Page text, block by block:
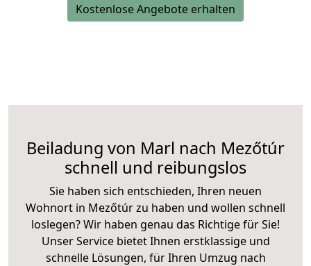
Kostenlose Angebote erhalten
Beiladung von Marl nach Mezőtúr
schnell und reibungslos
Sie haben sich entschieden, Ihren neuen
Wohnort in Mezőtúr zu haben und wollen schnell
loslegen? Wir haben genau das Richtige für Sie!
Unser Service bietet Ihnen erstklassige und
schnelle Lösungen, für Ihren Umzug nach